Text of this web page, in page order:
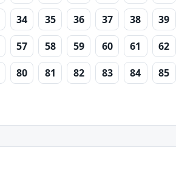
34 35 36 37 38 39
57 58 59 60 61 62
80 81 82 83 84 85